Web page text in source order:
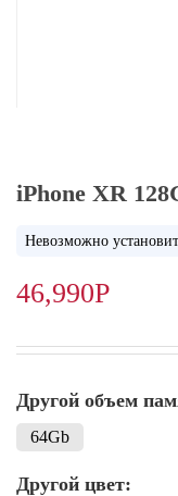
iPhone XR
Невозможно
46,990Р
Другой объем
64Gb
Другой цвет: